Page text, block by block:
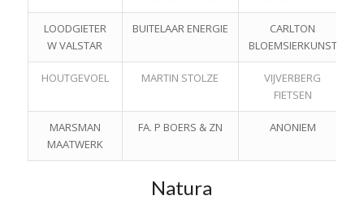
LOODGIETER
W VALSTAR
BUITELAAR ENERGIE
CARLTON
BLOEMSIERKUNST
HOUTGEVOEL MARTIN STOLZE
VIJVERBERG
FIETSEN
MARSMAN
MAATWERK
FA. P BOERS & ZN ANONIEM
Natura